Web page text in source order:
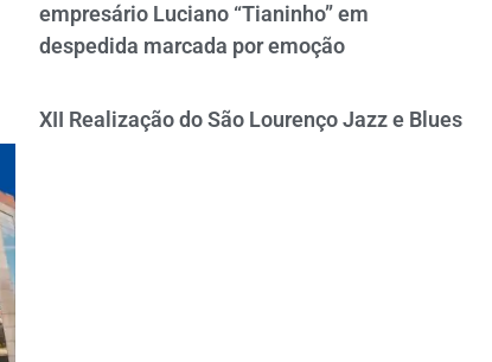
empresário Luciano “Tianinho” em
despedida marcada por emoção
XII Realização do São Lourenço Jazz e Blues